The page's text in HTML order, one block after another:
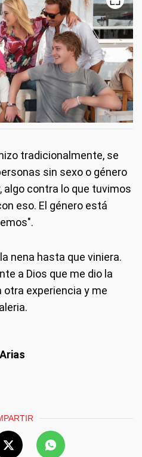
tradicionalmente, se
sin sexo o género
algo contra lo que tuvimos
eso. El género está
nena hasta que viniera.
a Dios que me dio la
experiencia y me